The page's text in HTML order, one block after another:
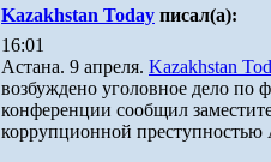
Kazakhstan Today писал(а):
16:01
Астана. 9 апреля. Kazakhstan
возбуждено уголовное дело по
конференции сообщил
коррупционной преступностью